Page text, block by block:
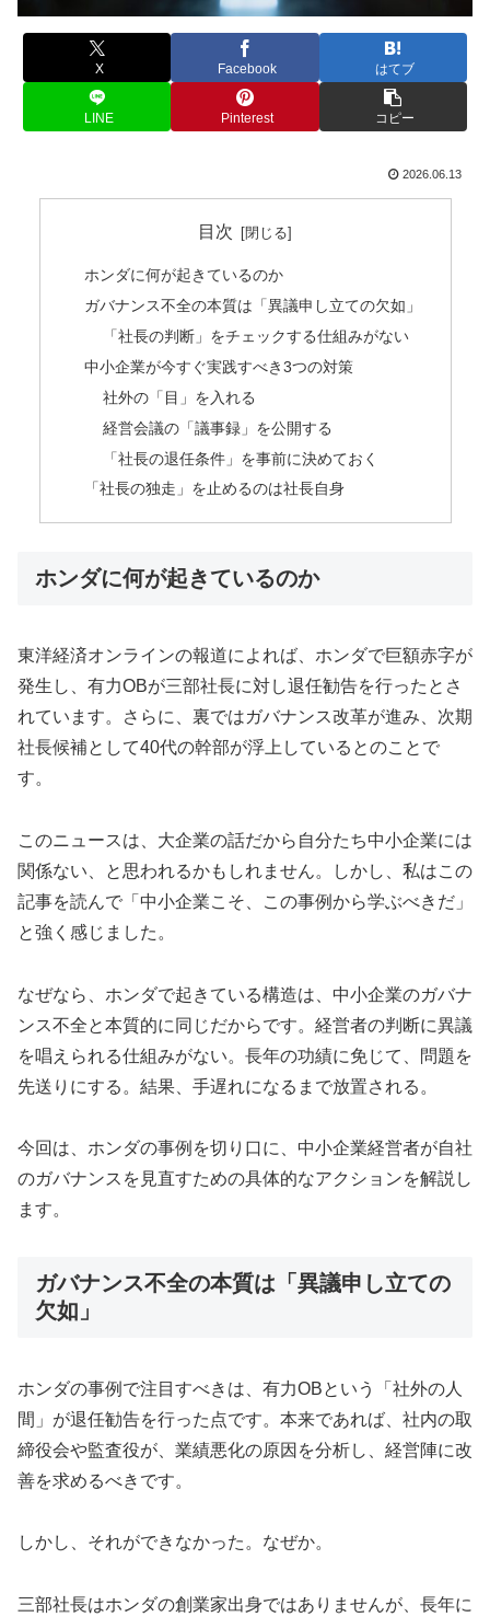
X Facebook はてブ
LINE Pinterest コピー
2026.06.13
目次
ホンダに何が起きているのか
ガバナンス不全の本質は「異議申し立ての欠如」
「社長の判断」をチェックする仕組みがない
中小企業が今すぐ実践すべき3つの対策
社外の「目」を入れる
経営会議の「議事録」を公開する
「社長の退任条件」を事前に決めておく
「社長の独走」を止めるのは社長自身
ホンダに何が起きているのか
東洋経済オンラインの報道によれば、ホンダで巨額赤字が
発生し、有力OBが三部社長に対し退任勧告を行ったとさ
れています。さらに、裏ではガバナンス改革が進み、次期
社長候補として40代の幹部が浮上しているとのことで
す。
このニュースは、大企業の話だから自分たち中小企業には
関係ない、と思われるかもしれません。しかし、私はこの
記事を読んで「中小企業こそ、この事例から学ぶべきだ」
と強く感じました。
なぜなら、ホンダで起きている構造は、中小企業のガバナ
ンス不全と本質的に同じだからです。経営者の判断に異議
を唱えられる仕組みがない。長年の功績に免じて、問題を
先送りにする。結果、手遅れになるまで放置される。
今回は、ホンダの事例を切り口に、中小企業経営者が自社
のガバナンスを見直すための具体的なアクションを解説し
ます。
ガバナンス不全の本質は「異議申し立ての
欠如」
ホンダの事例で注目すべきは、有力OBという「社外の人
間」が退任勧告を行った点です。本来であれば、社内の取
締役会や監査役が、業績悪化の原因を分析し、経営陣に改
善を求めるべきです。
しかし、それができなかった。なぜか。
三部社長はホンダの創業家出身ではありませんが、長年に